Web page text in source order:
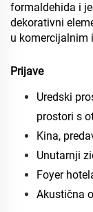
formaldehida i
dekorativni
u komercijalnim
Prijave
Uredski
prostori s
Kina,
Unutarnji
Foyer
Akustična